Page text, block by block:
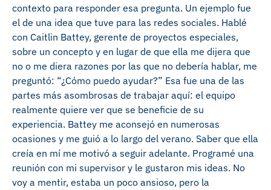
contexto para responder esa pregunta. Un ejemplo fue
el de una idea que tuve para las redes sociales. Hablé
con Caitlin Battey, gerente de proyectos especiales,
sobre un concepto y en lugar de que ella me dijera que
no o me diera razones por las que no debería hablar, me
preguntó: “¿Cómo puedo ayudar?” Esa fue una de las
partes más asombrosas de trabajar aquí: el equipo
realmente quiere ver que se beneficie de su
experiencia. Battey me aconsejó en numerosas
ocasiones y me guió a lo largo del verano. Saber que ella
creía en mí me motivó a seguir adelante. Programé una
reunión con mi supervisor y le gustaron mis ideas. No
voy a mentir, estaba un poco ansioso, pero la